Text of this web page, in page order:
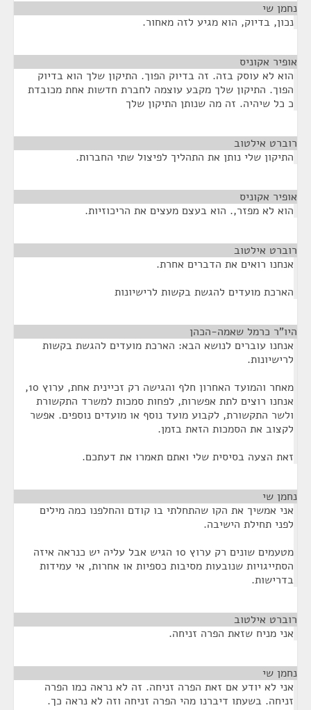
נחמן שי
נכון, בדיוק, הוא מגיע לזה מאחור.
אופיר אקוניס
הוא לא עוסק בזה. זה בדיוק הפוך. התיקון שלך הוא בדיוק
הפוך. התיקון שלך מקבע עוצמה לחברת חדשות אחת מכובדת
כ כל שיהיה. זה מה שנותן התיקון שלך
רוברט אילטוב
התיקון שלי נותן את התהליך לפיצול שתי החברות.
אופיר אקוניס
הוא לא מפזר,. הוא בעצם מעצים את הריכוזיות.
רוברט אילטוב
אנחנו רואים את הדברים אחרת.
הארכת מועדים להגשת בקשות לרישיונות
היו"ר כרמל שאמה-הכהן
אנחנו עוברים לנושא הבא: הארכת מועדים להגשת בקשות
לרישיונות.
מאחר והמועד האחרון חלף והגישה רק זכיינית אחת, ערוץ 10,
אנחנו רוצים לתת אפשרות, לפחות סמכות למשרד התקשורת
ולשר התקשורת, לקבוע מועד נוסף או מועדים נוספים. אפשר
לקצוב את הסמכות הזאת בזמן.
זאת הצעה בסיסית שלי ואתם תאמרו את דעתכם.
נחמן שי
אני אמשיך את הקו שהתחלתי בו קודם והחלפנו כמה מילים
לפני תחילת הישיבה.
מטעמים שונים רק ערוץ 10 הגיש אבל עליה יש כנראה איזה
הסתייגויות שנובעות מסיבות כספיות או אחרות, אי עמידות
בדרישות.
רוברט אילטוב
אני מניח שזאת הפרה זניחה.
נחמן שי
אני לא יודע אם זאת הפרה זניחה. זה לא נראה כמו הפרה
זניחה. בשעתו דיברנו מהי הפרה זניחה וזה לא נראה כך.